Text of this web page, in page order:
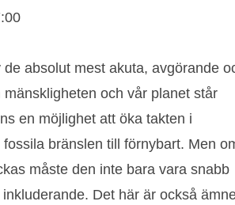
absolut mest akuta, avgörande
och vår planet står
en möjlighet att öka takten i
bränslen till förnybart. Men
måste den inte bara vara snabb
Det här är också